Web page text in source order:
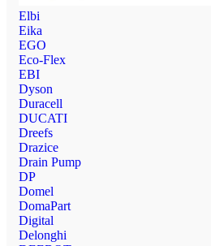
Elbi
Eika
EGO
Eco-Flex
EBI
Dyson
Duracell
DUCATI
Dreefs
Drazice
Drain Pump
DP
Domel
DomaPart
Digital
Delonghi